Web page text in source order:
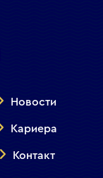
Новости
Кариера
Контакт